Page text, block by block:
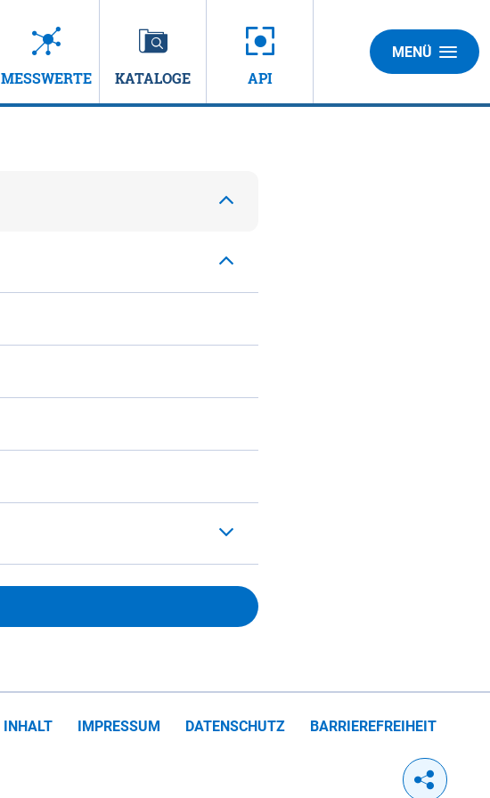
MESSWERTE KATALOGE API
MENÜ
INHALT IMPRESSUM DATENSCHUTZ BARRIEREFREIHEIT